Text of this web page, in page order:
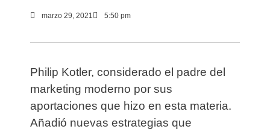
marzo 29, 2021 5:50 pm
Philip Kotler, considerado el padre del
marketing moderno por sus
aportaciones que hizo en esta materia.
Añadió nuevas estrategias que